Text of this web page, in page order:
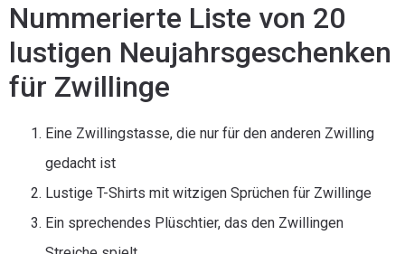
Nummerierte Liste von 20
lustigen Neujahrsgeschenken
für Zwillinge
Eine Zwillingstasse, die nur für den anderen Zwilling
gedacht ist
Lustige T-Shirts mit witzigen Sprüchen für Zwillinge
Ein sprechendes Plüschtier, das den Zwillingen